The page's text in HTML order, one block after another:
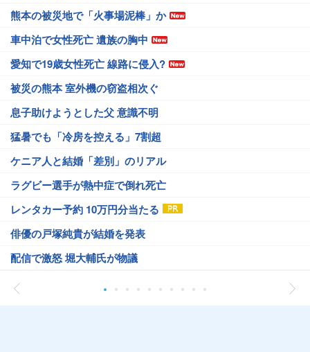
熊本の被災地で「火事場泥棒」か
車中泊で女性死亡 遺族の胸中
愛知で19歳女性死亡 線路に侵入?
被災の熊本 室外機の窃盗相次ぐ
息子助けようとした父 意識不明
猛暑でも「冷房を控える」7割超
ケニア人と結婚「差別」のリアル
ラグビー選手が熱中症で倒れ死亡
レンタカー予約 10万円分当たる
俳優の戸塚純貴が結婚を発表
配信で激怒 堀大輔氏が物議